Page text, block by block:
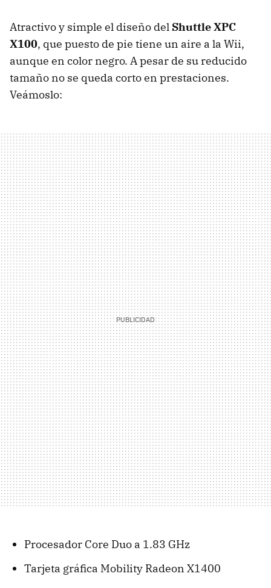
Atractivo y simple el diseño del Shuttle XPC
X100, que puesto de pie tiene un aire a la Wii,
aunque en color negro. A pesar de su reducido
tamaño no se queda corto en prestaciones.
Veámoslo:
Procesador Core Duo a 1.83 GHz
Tarjeta gráfica Mobility Radeon X1400